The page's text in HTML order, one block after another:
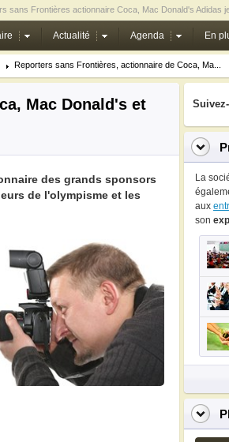
sans Frontières actionnaire Coca, Mac Donald's Adidas
Actualité Agenda En
Reporters sans Frontières, actionnaire de Coca, Ma...
Mac Donald's et
des grands sponsors
de l'olympisme et les
La
aux
son